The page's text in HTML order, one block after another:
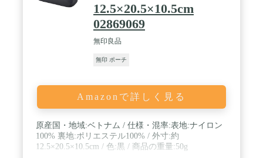
12.5×20.5×10.5cm
02869069
無印良品
無印 ポーチ
Amazonで詳しく見る
原産国・地域:ベトナム / 仕様・混率:表地:ナイロン
100% 裏地:ポリエステル100% / 外寸:約
12.5×20.5×10.5cm / 色:黒 / 商品の重量:50g